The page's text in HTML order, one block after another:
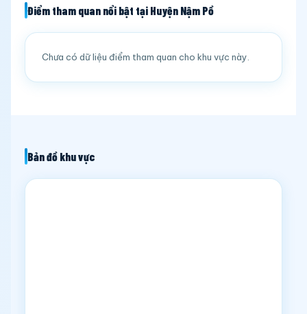
Điểm tham quan nổi bật tại Huyện Nậm Pồ
Chưa có dữ liệu điểm tham quan cho khu vực này.
Bản đồ khu vực